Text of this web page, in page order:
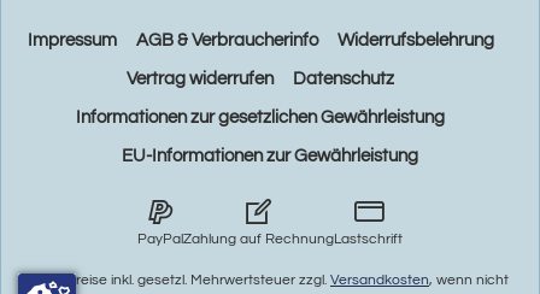
Impressum AGB & Verbraucherinfo Widerrufsbelehrung
Vertrag widerrufen Datenschutz
Informationen zur gesetzlichen Gewährleistung
EU-Informationen zur Gewährleistung
PayPalZahlung auf RechnungLastschrift
* Alle Preise inkl. gesetzl. Mehrwertsteuer zzgl. Versandkosten, wenn nicht